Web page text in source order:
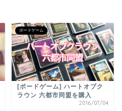
ボードゲーム
[ボードゲーム] ハートオブク
ラウン 六都市同盟を購入
2016/07/04